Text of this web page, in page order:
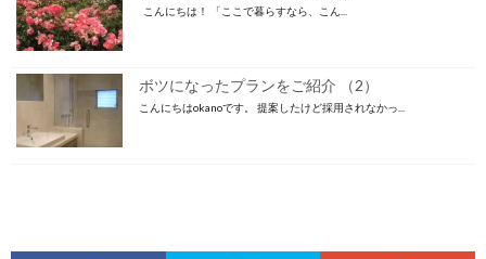
こんにちは！ 「ここで暮らすなら、こん...
ボツになったプランをご紹介 （2）
こんにちはokanoです。 提案したけど採用されなかっ...